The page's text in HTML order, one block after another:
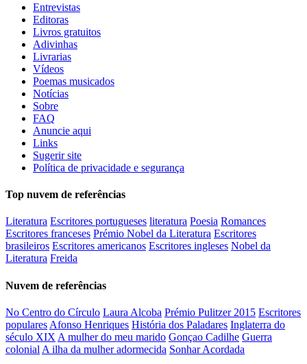
Entrevistas
Editoras
Livros gratuitos
Adivinhas
Livrarias
Vídeos
Poemas musicados
Notícias
Sobre
FAQ
Anuncie aqui
Links
Sugerir site
Política de privacidade e segurança
Top nuvem de referências
Literatura Escritores portugueses literatura Poesia Romances
Escritores franceses Prémio Nobel da Literatura Escritores
brasileiros Escritores americanos Escritores ingleses Nobel da
Literatura Freida
Nuvem de referências
No Centro do Círculo Laura Alcoba Prémio Pulitzer 2015 Escritores
populares Afonso Henriques História dos Paladares Inglaterra do
século XIX A mulher do meu marido Gonçao Cadilhe Guerra
colonial A ilha da mulher adormecida Sonhar Acordada